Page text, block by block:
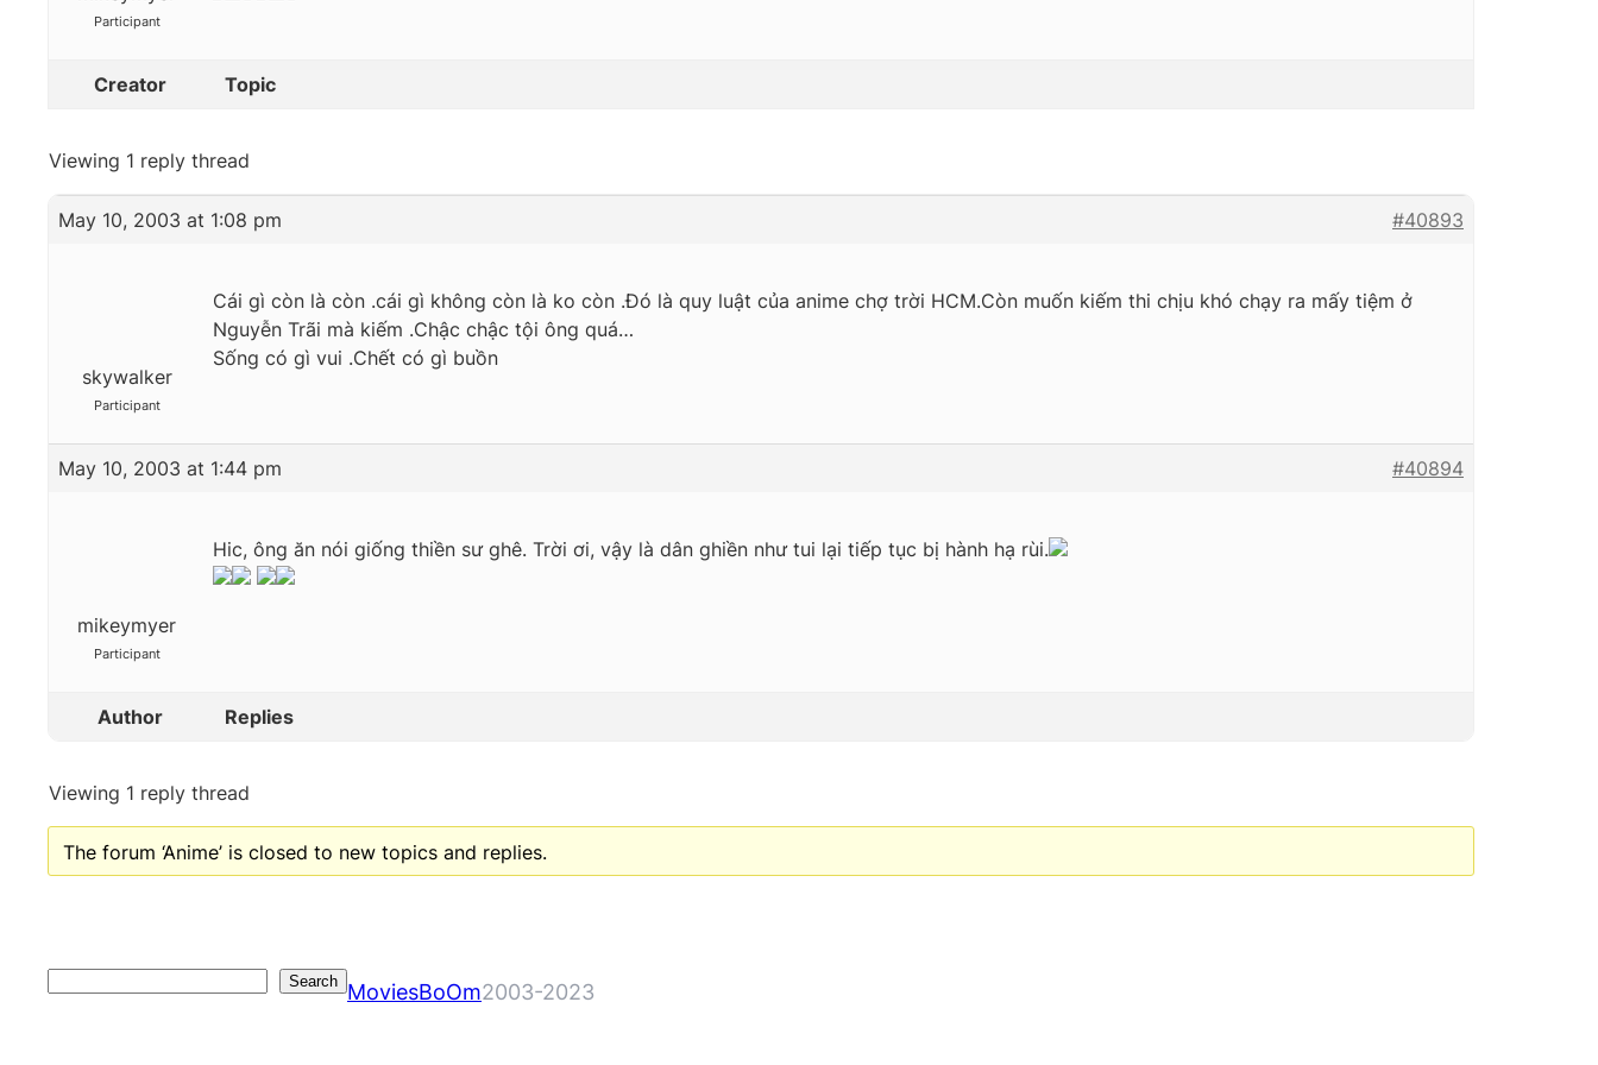
Participant
Creator Topic
Viewing 1 reply thread
May 10, 2003 at 1:08 pm #40893
skywalker
Participant
Cái gì còn là còn .cái gì không còn là ko còn .Đó là quy luật của anime chợ trời HCM.Còn muốn kiếm thi chịu khó chạy ra mấy tiệm ở
Nguyễn Trãi mà kiếm .Chậc chậc tội ông quá…
Sống có gì vui .Chết có gì buồn
May 10, 2003 at 1:44 pm #40894
mikeymyer
Participant
Hic, ông ăn nói giống thiền sư ghê. Trời ơi, vậy là dân ghiền như tui lại tiếp tục bị hành hạ rùi.
Author Replies
Viewing 1 reply thread
The forum ‘Anime’ is closed to new topics and replies.
Search MoviesBoOm2003-2023